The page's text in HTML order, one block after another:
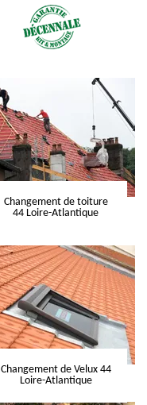
Changement de toiture
44 Loire-Atlantique
Changement de Velux 44
Loire-Atlantique